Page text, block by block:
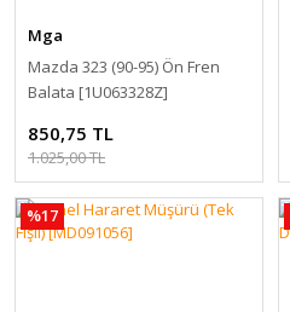
Mga
Mazda 323 (90-95) Ön Fren
Balata [1U063328Z]
850,75 TL
1.025,00 TL
%17